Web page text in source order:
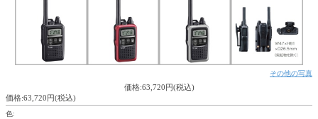
その他の写真
価格:63,720円(税込)
価格:63,720円(税込)
色: